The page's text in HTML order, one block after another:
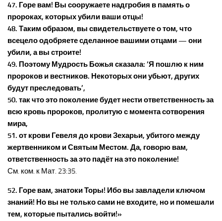
47. Горе вам! Вы сооружаете надгробия в память о
пророках, которых убили ваши отцы!
48. Таким образом, вы свидетельствуете о том, что
всецело одобряете сделанное вашими отцами — они
убили, а вы строите!
49. Поэтому Мудрость Божья сказала: ‘Я пошлю к ним
пророков и вестников. Некоторых они убьют, других
будут преследовать’,
50. так что это поколение будет нести ответственность за
всю кровь пророков, пролитую с момента сотворения
мира,
51. от крови Гевеля до крови Зехарьи, убитого между
жертвенником и Святым Местом. Да, говорю вам,
ответственность за это падёт на это поколение!
См. ком. к Мат. 23:35.
52. Горе вам, знатоки Торы! Ибо вы завладели ключом
знаний! Но вы не только сами не входите, но и помешали
тем, которые пытались войти!»